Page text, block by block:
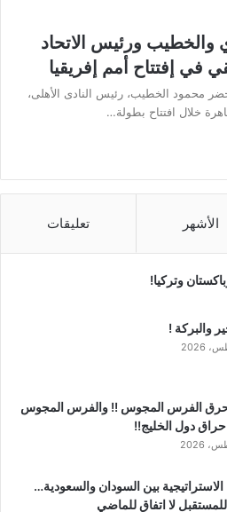
والخطيب ورئيس الاتحاد
في إفتتاح أمم إفريقيا
محمود الخطيب، رئيس النادى الأهلى،
خلال افتتاح بطولة…
الأشهر تعليقات
وتركيا!
والبركة !
الفرس المجوس !! والفرس المجوس
دول الخليج!!
بين السودان والسعودية…
لا اتفاق للماضي